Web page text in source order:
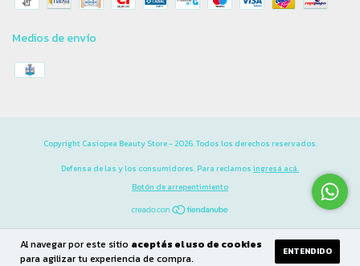
Al navegar por este sitio aceptás el uso de cookies
para agilizar tu experiencia de compra.
ENTENDIDO
Medios de envío
Copyright Casiopea Beauty Store - 2026. Todos los derechos reservados.
Defensa de las y los consumidores. Para reclamos ingresá acá.
Botón de arrepentimiento